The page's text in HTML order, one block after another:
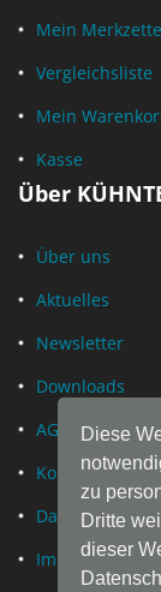
Diese
zu
Dritte
dieser
Mein
Vergleichsliste
Mein
Kasse
Über
Über uns
Aktuelles
Newsletter
Downloads
AGB
Kontakt
Datenschutz
Impressum